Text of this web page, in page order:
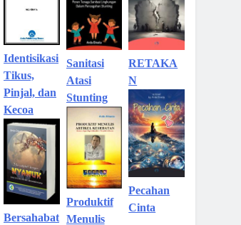
Identisikasi
Tikus,
Pinjal, dan
Kecoa
Bersahabat
Sanitasi
Atasi
Stunting
Produktif
Menulis
RETAKA
N
Pecahan
Cinta